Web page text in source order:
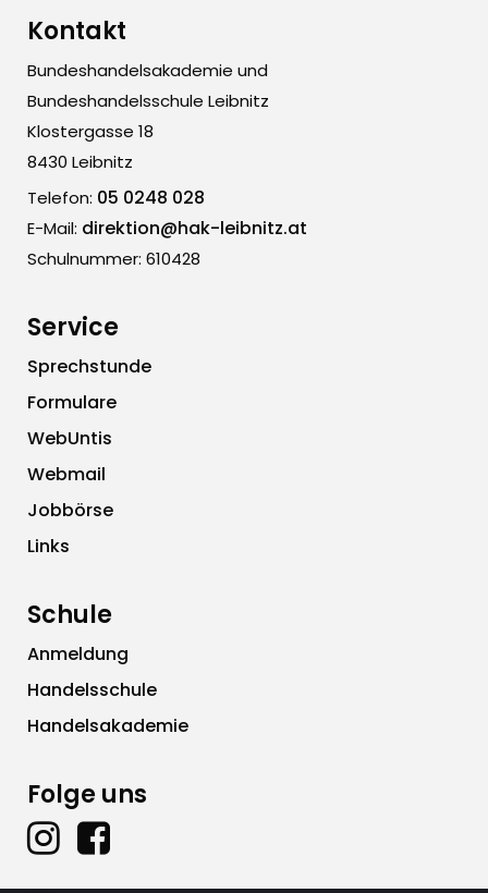
Kontakt
Bundeshandelsakademie und
Bundeshandelsschule Leibnitz
Klostergasse 18
8430 Leibnitz
Telefon: 05 0248 028
E-Mail: direktion@hak-leibnitz.at
Schulnummer: 610428
Service
Sprechstunde
Formulare
WebUntis
Webmail
Jobbörse
Links
Schule
Anmeldung
Handelsschule
Handelsakademie
Folge uns